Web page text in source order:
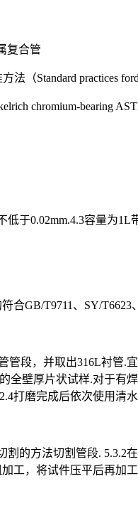
复合管
Standard practices
chromium-bearing
于0.02mm.4.3容量为
GB/T9711、SY/
管段，并取出316L衬
全壁厚片状试样.对于
打磨完成后依次使用清
的方法切割管段.
工，将试件压平后再加